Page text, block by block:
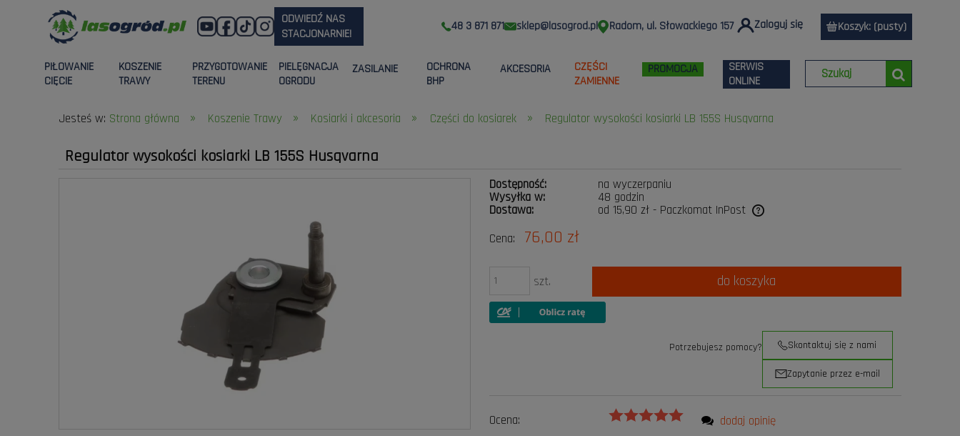
48 3 871 871 sklep@lasogrod.pl Radom, ul. Słowackiego 157 Zaloguj się Koszyk: (pusty)
ODWIEDŹ NAS
STACJONARNIE!
PIŁOWANIE
CIĘCIE
KOSZENIE
TRAWY
PRZYGOTOWANIE
TERENU
PIELĘGNACJA
OGRODU
ZASILANIE
OCHRONA
BHP
AKCESORIA
CZĘŚCI
ZAMIENNE
PROMOCJA
SERWIS
ONLINE
Jesteś w: Strona główna » Koszenie Trawy » Kosiarki i akcesoria » Części do kosiarek » Regulator wysokości kosiarki LB 155S Husqvarna
Regulator wysokości kosiarki LB 155S Husqvarna
Dostępność:
na wyczerpaniu
Wysyłka w:
48 godzin
Dostawa:
od 15,90 zł - Paczkomat InPost
Cena nie zawiera ewentualnych kosztów
Cena: 76,00 zł
szt. do koszyka
Potrzebujesz pomocy? Skontaktuj się z nami
Zapytanie przez e-mail
Ocena: dodaj opinię